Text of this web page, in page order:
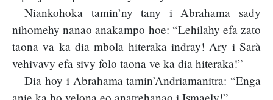
Niankohoka tamin’ny tany i Abrahama sady
nihomehy nanao anakampo hoe: “Lehilahy efa zato
taona va ka dia mbola hiteraka indray! Ary i Sarà
vehivavy efa sivy folo taona ve ka dia hiteraka!”
Dia hoy i Abrahama tamin’Andriamanitra: “Enga